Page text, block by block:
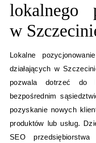
lokalnego
w
Lokalne
działających w
pozwala dotrzeć do
bezpośrednim
pozyskanie nowych
produktów lub usług.
SEO